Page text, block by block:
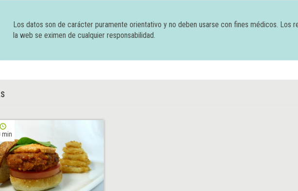
Los datos son de carácter puramente orientativo y no deben usarse con fines médicos. Los
la web se eximen de cualquier responsabilidad.
min